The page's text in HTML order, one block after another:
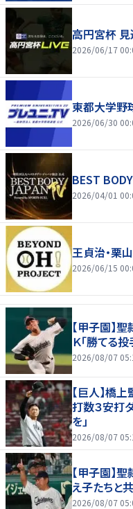
高円宮杯 見
2026/06/17
東都大学野
2026/06/30
BEST
2026/04/01
王貞治・栗
2026/06/15
【甲子園】
Ｋ「勝てる
2026/08/07
【巨人】橋
打数３安打
を」
2026/08/07
【甲子園】
え子たちと
2026/08/07